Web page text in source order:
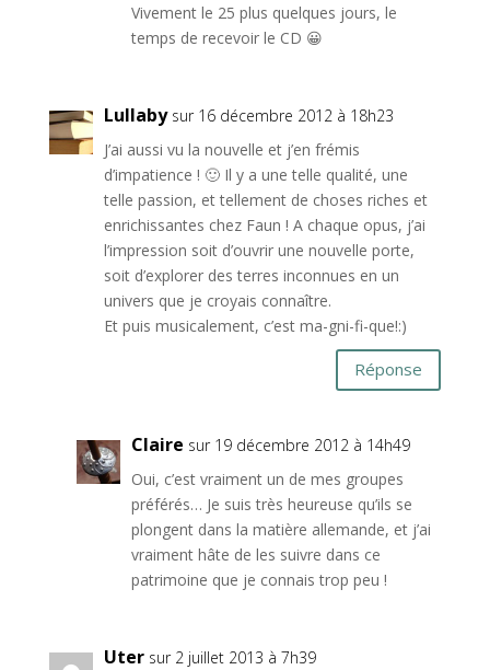
Vivement le 25 plus quelques jours, le
temps de recevoir le CD 😀
Lullaby sur 16 décembre 2012 à 18h23
J’ai aussi vu la nouvelle et j’en frémis
d’impatience ! 🙂 Il y a une telle qualité, une
telle passion, et tellement de choses riches et
enrichissantes chez Faun ! A chaque opus, j’ai
l’impression soit d’ouvrir une nouvelle porte,
soit d’explorer des terres inconnues en un
univers que je croyais connaître.
Et puis musicalement, c’est ma-gni-fi-que!:)
Réponse
Claire sur 19 décembre 2012 à 14h49
Oui, c’est vraiment un de mes groupes
préférés… Je suis très heureuse qu’ils se
plongent dans la matière allemande, et j’ai
vraiment hâte de les suivre dans ce
patrimoine que je connais trop peu !
Uter sur 2 juillet 2013 à 7h39